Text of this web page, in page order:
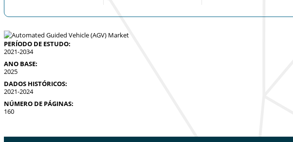
PERÍODO DE ESTUDO:
2021-2034
ANO BASE:
2025
DADOS HISTÓRICOS:
2021-2024
NÚMERO DE PÁGINAS:
160